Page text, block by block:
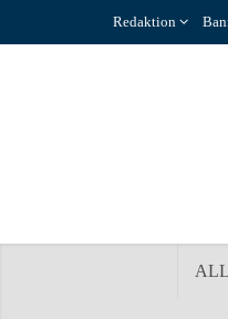
Redaktion